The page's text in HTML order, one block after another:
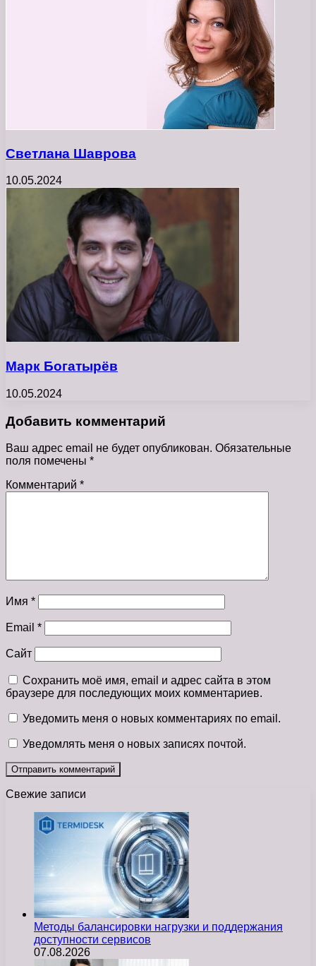
Светлана Шаврова
10.05.2024
Марк Богатырёв
10.05.2024
Добавить комментарий
Ваш адрес email не будет опубликован. Обязательные
поля помечены *
Комментарий *
Имя *
Email *
Сайт
Сохранить моё имя, email и адрес сайта в этом
браузере для последующих моих комментариев.
Уведомить меня о новых комментариях по email.
Уведомлять меня о новых записях почтой.
Свежие записи
Методы балансировки нагрузки и поддержания
доступности сервисов
07.08.2026